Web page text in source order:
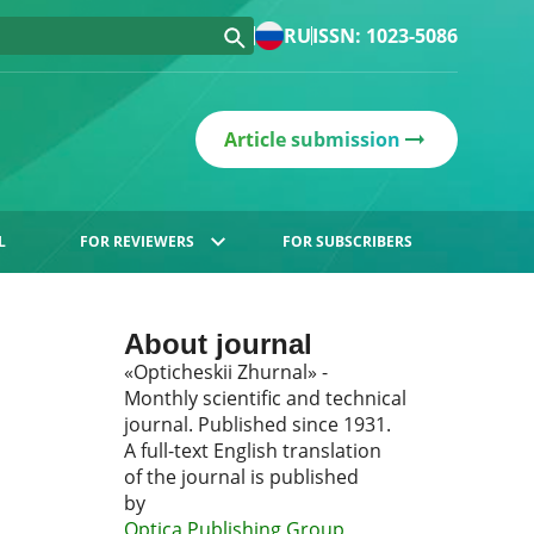
RUISSN: 1023-5086
Article submission
FOR REVIEWERS FOR SUBSCRIBERS
About journal
«Opticheskii Zhurnal» -
Monthly scientific and technical
journal. Published since 1931.
A full-text English translation
of the journal is published
by